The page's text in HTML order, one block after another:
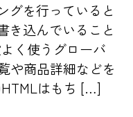
グを行っていると
き込んでいること
く使うグローバ
や商品詳細などを
はもち […]